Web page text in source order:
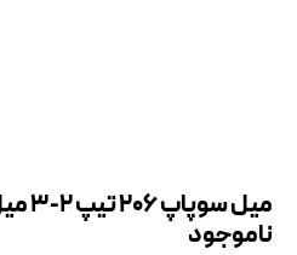
میل سوپاپ 206 تیپ 2-3 میل بادامک TU3 عظام
ناموجود